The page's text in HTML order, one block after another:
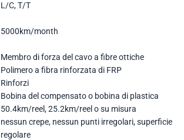
L/C, T/T
5000km/month
Membro di forza del cavo a fibre ottiche
Polimero a fibra rinforzata di FRP
Rinforzi
Bobina del compensato o bobina di plastica
50.4km/reel, 25.2km/reel o su misura
nessun crepe, nessun punti irregolari, superficie
regolare